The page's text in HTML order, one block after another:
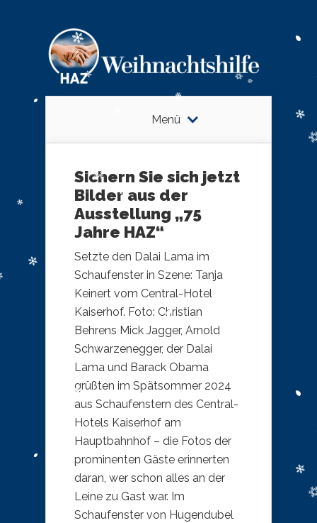
Menü
Sichern Sie sich jetzt
Bilder aus der
Ausstellung „75
Jahre HAZ“
Setzte den Dalai Lama im
Schaufenster in Szene: Tanja
Keinert vom Central-Hotel
Kaiserhof. Foto: Christian
Behrens Mick Jagger, Arnold
Schwarzenegger, der Dalai
Lama und Barack Obama
grüßten im Spätsommer 2024
aus Schaufenstern des Central-
Hotels Kaiserhof am
Hauptbahnhof – die Fotos der
prominenten Gäste erinnerten
daran, wer schon alles an der
Leine zu Gast war. Im
Schaufenster von Hugendubel